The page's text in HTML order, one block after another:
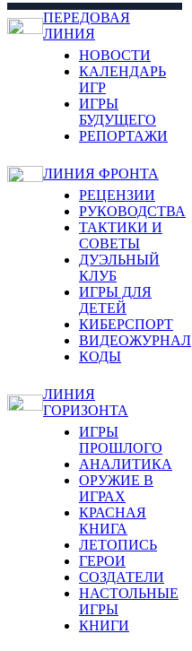
ПЕРЕДОВАЯ
ЛИНИЯ
НОВОСТИ
КАЛЕНДАРЬ
ИГР
ИГРЫ
БУДУЩЕГО
РЕПОРТАЖИ
ЛИНИЯ ФРОНТА
РЕЦЕНЗИИ
РУКОВОДСТВА
ТАКТИКИ И
СОВЕТЫ
ДУЭЛЬНЫЙ
КЛУБ
ИГРЫ ДЛЯ
ДЕТЕЙ
КИБЕРСПОРТ
ВИДЕОЖУРНАЛ
КОДЫ
ЛИНИЯ
ГОРИЗОНТА
ИГРЫ
ПРОШЛОГО
АНАЛИТИКА
ОРУЖИЕ В
ИГРАХ
КРАСНАЯ
КНИГА
ЛЕТОПИСЬ
ГЕРОИ
СОЗДАТЕЛИ
НАСТОЛЬНЫЕ
ИГРЫ
КНИГИ